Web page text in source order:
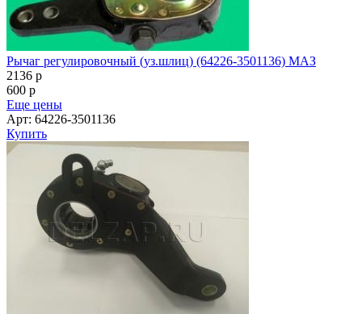
Рычаг регулировочный (уз.шлиц) (64226-3501136) МАЗ
2136 p
600 p
Еще цены
Арт: 64226-3501136
Купить